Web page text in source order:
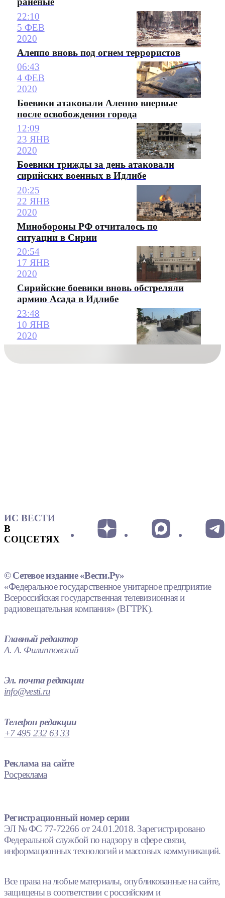
22:10
5 ФЕВ
2020
Алеппо вновь под огнем террористов
06:43
4 ФЕВ
2020
Боевики атаковали Алеппо впервые
после освобождения города
12:09
23 ЯНВ
2020
Боевики трижды за день атаковали
сирийских военных в Идлибе
20:25
22 ЯНВ
2020
Минобороны РФ отчиталось по
ситуации в Сирии
20:54
17 ЯНВ
2020
Сирийские боевики вновь обстреляли
армию Асада в Идлибе
23:48
10 ЯНВ
2020
ИС ВЕСТИ
В
СОЦСЕТЯХ
© Сетевое издание «Вести.Ру»
«Федеральное государственное унитарное предприятие
Всероссийская государственная телевизионная и
радиовещательная компания» (ВГТРК).
Главный редактор
А. А. Филипповский
Эл. почта редакции
info@vesti.ru
Телефон редакции
+7 495 232 63 33
Реклама на сайте
Росреклама
Регистрационный номер серии
ЭЛ № ФС 77-72266 от 24.01.2018. Зарегистрировано
Федеральной службой по надзору в сфере связи,
информационных технологий и массовых коммуникаций.
Все права на любые материалы, опубликованные на сайте,
защищены в соответствии с российским и